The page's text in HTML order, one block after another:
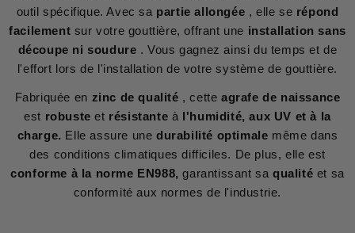
outil spécifique. Avec sa partie allongée , elle se répond
facilement sur votre gouttière, offrant une installation sans
découpe ni soudure . Vous gagnez ainsi du temps et de
l'effort lors de l'installation de votre système de gouttière.
Fabriquée en zinc de qualité , cette agrafe de naissance
est robuste et résistante à l'humidité, aux UV et à la
charge. Elle assure une durabilité optimale même dans
des conditions climatiques difficiles. De plus, elle est
conforme à la norme EN988, garantissant sa qualité et sa
conformité aux normes de l'industrie.